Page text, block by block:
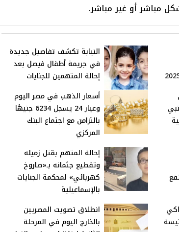
مباشر أو غير مباشر.
النيابة تكشف تفاصيل جديدة
في جريمة أطفال فيصل بعد
إحالة المتهمين للجنايات
أسعار الذهب في مصر اليوم
وعيار 24 يسجل 6234 جنيهًا
بالتزامن مع اجتماع البنك
المركزي
إحالة المتهم بقتل زميله
وتقطيع جثمانه بـ«صاروخ
كهربائي» لمحكمة الجنايات
بالإسماعيلية
انطلاق تصويت المصريين
بالخارج اليوم في المرحلة